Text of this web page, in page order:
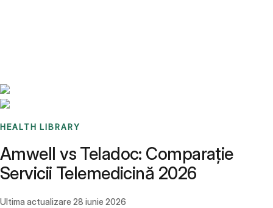
HEALTH LIBRARY
Amwell vs Teladoc: Comparație
Servicii Telemedicină 2026
Ultima actualizare 28 iunie 2026